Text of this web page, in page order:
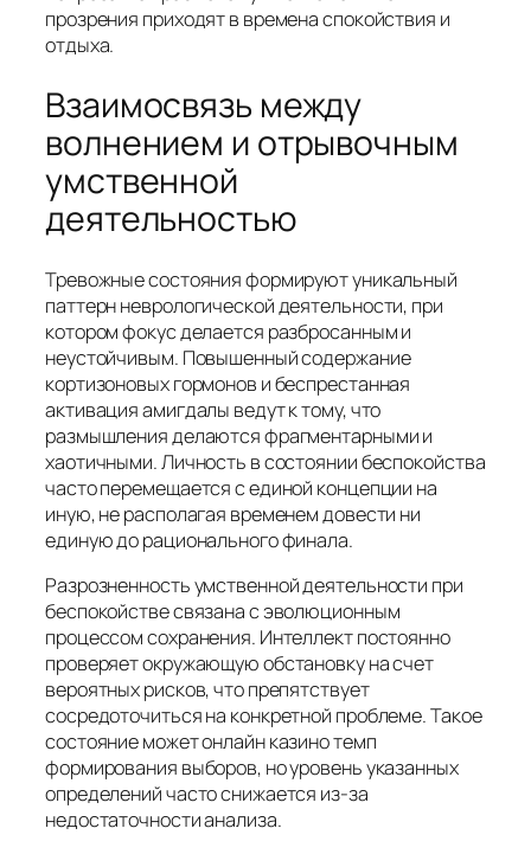
прозрения приходят в времена спокойствия и
отдыха.
Взаимосвязь между
волнением и отрывочным
умственной
деятельностью
Тревожные состояния формируют уникальный
паттерн неврологической деятельности, при
котором фокус делается разбросанным и
неустойчивым. Повышенный содержание
кортизоновых гормонов и беспрестанная
активация амигдалы ведут к тому, что
размышления делаются фрагментарными и
хаотичными. Личность в состоянии беспокойства
часто перемещается с единой концепции на
иную, не располагая временем довести ни
единую до рационального финала.
Разрозненность умственной деятельности при
беспокойстве связана с эволюционным
процессом сохранения. Интеллект постоянно
проверяет окружающую обстановку на счет
вероятных рисков, что препятствует
сосредоточиться на конкретной проблеме. Такое
состояние может онлайн казино темп
формирования выборов, но уровень указанных
определений часто снижается из-за
недостаточности анализа.